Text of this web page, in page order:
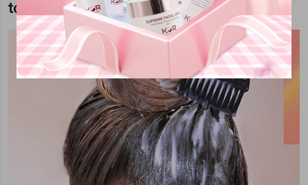
tóc tại nhà